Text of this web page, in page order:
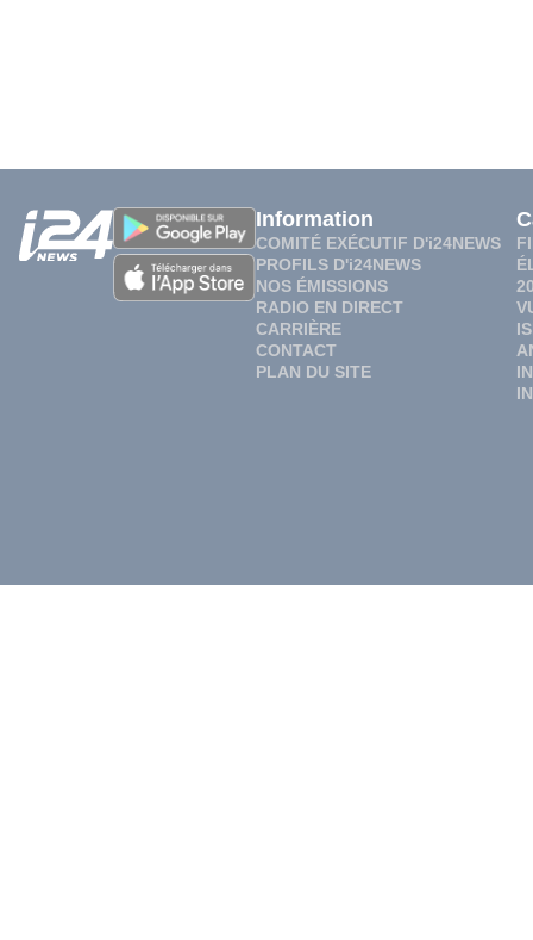
Information
COMITÉ EXÉCUTIF D'i24NEWS
PROFILS D'i24NEWS
NOS ÉMISSIONS
RADIO EN DIRECT
CARRIÈRE
CONTACT
PLAN DU SITE